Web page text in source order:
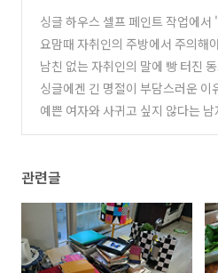
싱글 하우스 셀프 페인트 작업에
(0)
요맘때 자취인의 주방에서 주의해
(7)
남친 없는 자취인의 말에 빵 터진 동
(3)
싱글에겐 긴 명절이 부담스러운 이
예쁜 여자와 사귀고 싶지 않다는
관련글